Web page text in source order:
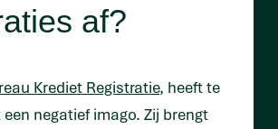
af?
Krediet Registratie, heeft te
negatief imago. Zij brengt